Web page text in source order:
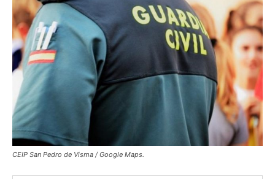
CEIP San Pedro de Visma / Google Maps.